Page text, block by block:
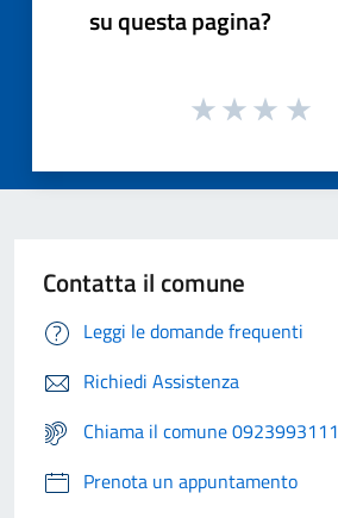
su questa pagina?
Contatta il comune
Leggi le domande frequenti
Richiedi Assistenza
Chiama il comune 0923993111
Prenota un appuntamento